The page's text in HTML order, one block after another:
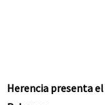
Herencia presenta